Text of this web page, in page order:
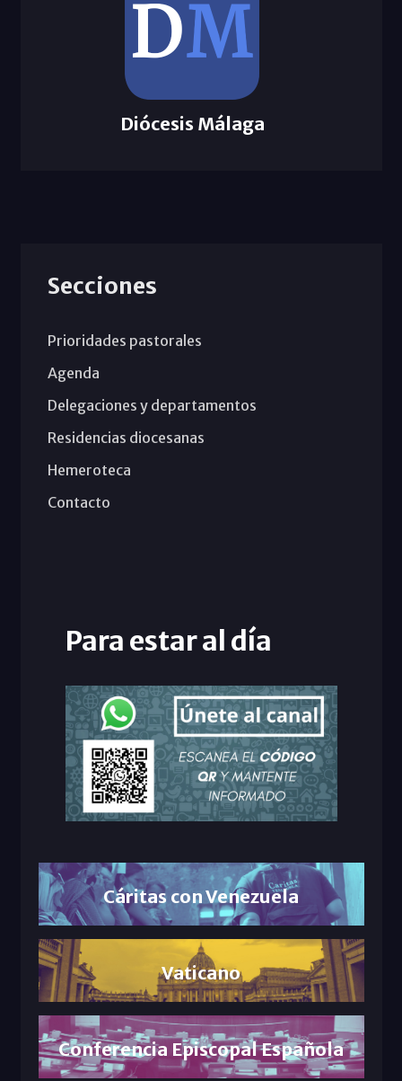
Diócesis Málaga
Secciones
Prioridades pastorales
Agenda
Delegaciones y departamentos
Residencias diocesanas
Hemeroteca
Contacto
Para estar al día
Cáritas con Venezuela
Vaticano
Conferencia Episcopal Española